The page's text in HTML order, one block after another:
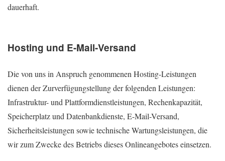
dauerhaft.
Hosting und E-Mail-Versand
Die von uns in Anspruch genommenen Hosting-Leistungen
dienen der Zurverfügungstellung der folgenden Leistungen:
Infrastruktur- und Plattformdienstleistungen, Rechenkapazität,
Speicherplatz und Datenbankdienste, E-Mail-Versand,
Sicherheitsleistungen sowie technische Wartungsleistungen, die
wir zum Zwecke des Betriebs dieses Onlineangebotes einsetzen.